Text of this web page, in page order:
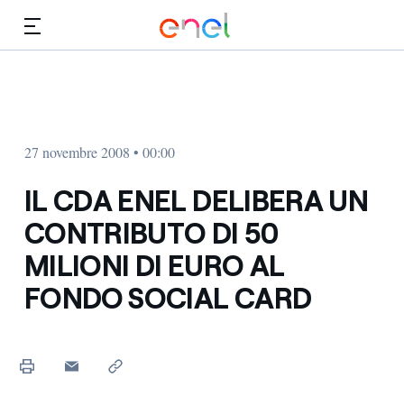
27 novembre 2008 • 00:00
IL CDA ENEL DELIBERA UN
CONTRIBUTO DI 50
MILIONI DI EURO AL
FONDO SOCIAL CARD